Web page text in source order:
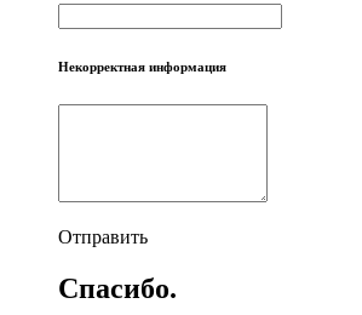
Некорректная информация
Отправить
Спасибо.